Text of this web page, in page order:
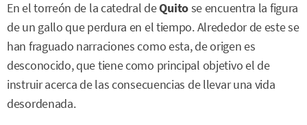
En el torreón de la catedral deQuitose encuentra la figura
de un gallo que perdura en el tiempo. Alrededor de este se
han fraguado narraciones como esta, de origen es
desconocido, que tiene como principal objetivo el de
instruir acerca de las consecuencias de llevar una vida
desordenada.